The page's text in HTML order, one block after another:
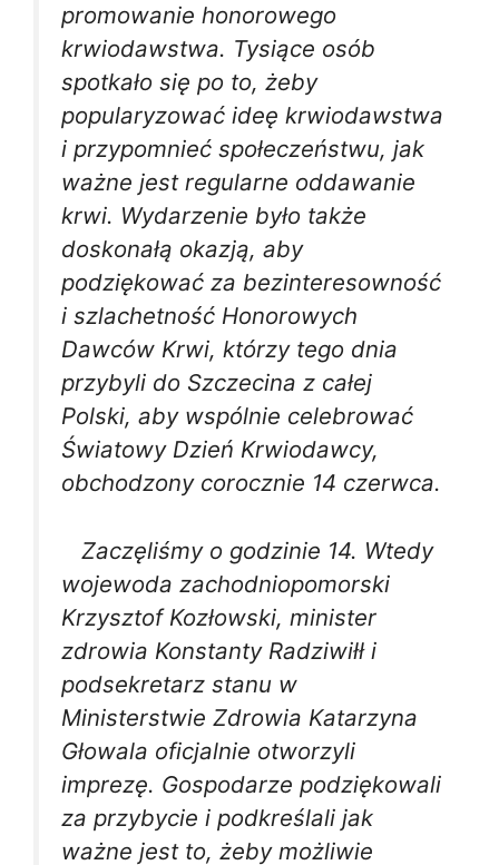
promowanie honorowego
krwiodawstwa. Tysiące osób
spotkało się po to, żeby
popularyzować ideę krwiodawstwa
i przypomnieć społeczeństwu, jak
ważne jest regularne oddawanie
krwi. Wydarzenie było także
doskonałą okazją, aby
podziękować za bezinteresowność
i szlachetność Honorowych
Dawców Krwi, którzy tego dnia
przybyli do Szczecina z całej
Polski, aby wspólnie celebrować
Światowy Dzień Krwiodawcy,
obchodzony corocznie 14 czerwca.
Zaczęliśmy o godzinie 14. Wtedy
wojewoda zachodniopomorski
Krzysztof Kozłowski, minister
zdrowia Konstanty Radziwiłł i
podsekretarz stanu w
Ministerstwie Zdrowia Katarzyna
Głowala oficjalnie otworzyli
imprezę. Gospodarze podziękowali
za przybycie i podkreślali jak
ważne jest to, żeby możliwie